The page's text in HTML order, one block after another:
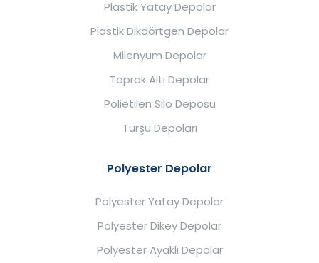
Plastik Yatay Depolar
Plastik Dikdörtgen Depolar
Milenyum Depolar
Toprak Altı Depolar
Polietilen Silo Deposu
Turşu Depoları
Polyester Depolar
Polyester Yatay Depolar
Polyester Dikey Depolar
Polyester Ayaklı Depolar